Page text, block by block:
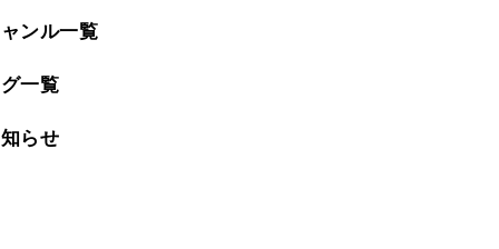
ンル一覧
一覧
らせ